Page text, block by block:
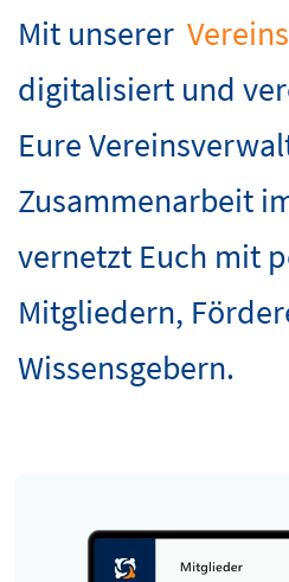
Mit unserer
digitalisiert und
Eure
Zusammenarbeit
vernetzt Euch mit
Mitgliedern,
Wissensgebern.